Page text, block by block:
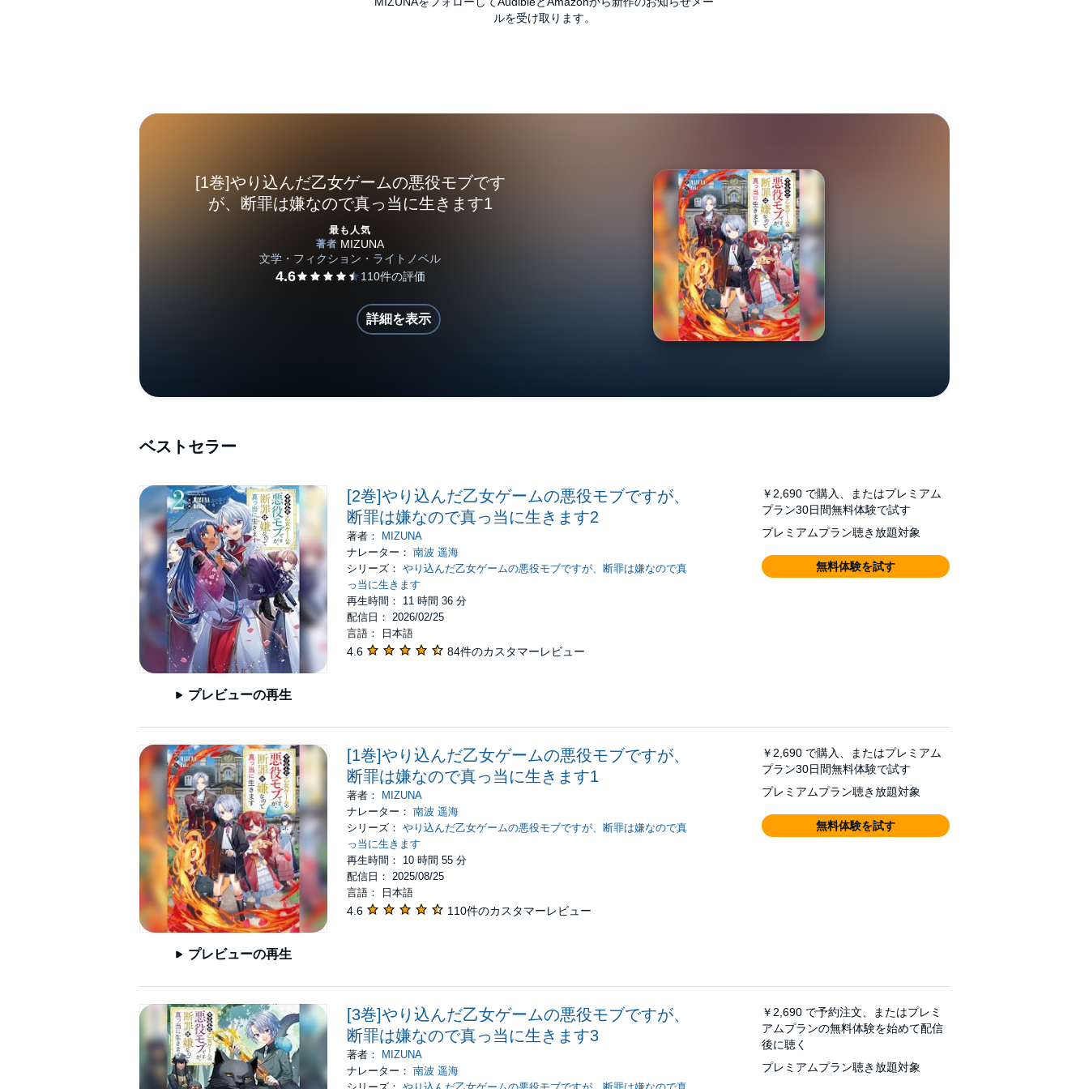
ルを受け取ります。
[1巻]やり込んだ乙女ゲームの悪役モブです
が、断罪は嫌なので真っ当に生きます1
最も人気
詳細を表示
ベストセラー
プレビューの再生
[2巻]やり込んだ乙女ゲームの悪役モブですが、
断罪は嫌なので真っ当に生きます2
著者：
MIZUNA
ナレーター： 南波 遥海
シリーズ： やり込んだ乙女ゲームの悪役モブですが、断罪は嫌なので真
っ当に生きます
再生時間： 11 時間 36 分
配信日： 2026/02/25
言語： 日本語
4.6 84件のカスタマーレビュー
￥2,690 で購入、またはプレミアム
プラン30日間無料体験で試す
プレミアムプラン聴き放題対象
無料体験を試す
プレビューの再生
[1巻]やり込んだ乙女ゲームの悪役モブですが、
断罪は嫌なので真っ当に生きます1
著者：
MIZUNA
ナレーター： 南波 遥海
シリーズ： やり込んだ乙女ゲームの悪役モブですが、断罪は嫌なので真
っ当に生きます
再生時間： 10 時間 55 分
配信日： 2025/08/25
言語： 日本語
4.6 110件のカスタマーレビュー
￥2,690 で購入、またはプレミアム
プラン30日間無料体験で試す
プレミアムプラン聴き放題対象
無料体験を試す
[3巻]やり込んだ乙女ゲームの悪役モブですが、
断罪は嫌なので真っ当に生きます3
著者：
MIZUNA
ナレーター： 南波 遥海
￥2,690 で予約注文、またはプレミ
アムプランの無料体験を始めて配信
後に聴く
プレミアムプラン聴き放題対象